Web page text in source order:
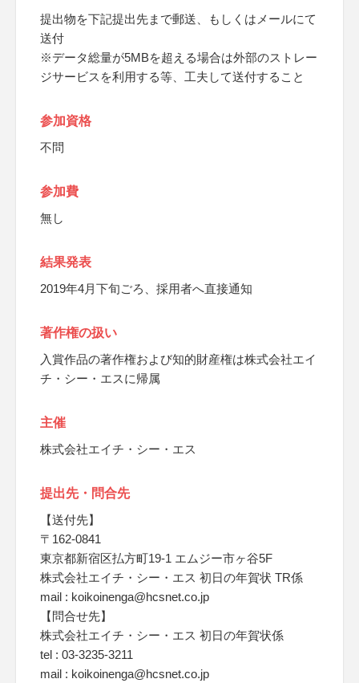
提出物を下記提出先まで郵送、もしくはメールにて
送付
※データ総量が5MBを超える場合は外部のストレー
ジサービスを利用する等、工夫して送付すること
参加資格
不問
参加費
無し
結果発表
2019年4月下旬ごろ、採用者へ直接通知
著作権の扱い
入賞作品の著作権および知的財産権は株式会社エイ
チ・シー・エスに帰属
主催
株式会社エイチ・シー・エス
提出先・問合先
【送付先】
〒162-0841
東京都新宿区払方町19-1 エムジー市ヶ谷5F
株式会社エイチ・シー・エス 初日の年賀状 TR係
mail : koikoinenga@hcsnet.co.jp
【問合せ先】
株式会社エイチ・シー・エス 初日の年賀状係
tel : 03-3235-3211
mail : koikoinenga@hcsnet.co.jp